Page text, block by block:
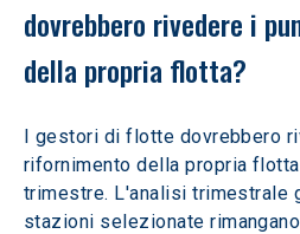
dovrebbero rivedere i
della propria flotta?
I gestori di flotte dovrebbero
rifornimento della propria
trimestre. L'analisi trimestrale
stazioni selezionate